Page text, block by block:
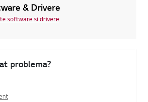
& Drivere
software si drivere
problema?